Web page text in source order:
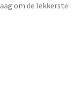
om de lekkerste